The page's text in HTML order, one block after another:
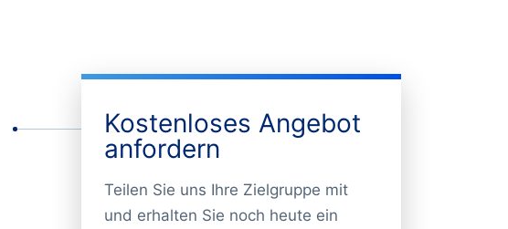
Kostenloses Angebot
anfordern
Teilen Sie uns Ihre Zielgruppe mit
und erhalten Sie noch heute ein